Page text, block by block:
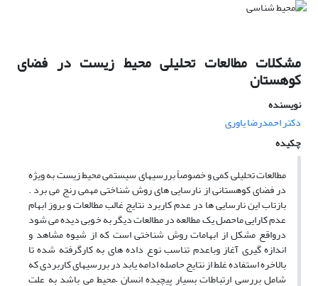
مشکلات مطالعات تحلیلی محیط زیست در فضای
کوهستان
نویسنده
دکتر احمدرضا یاوری
چکیده
مطالعات تحلیلی کمی و خصوصاً بررسیهای سیستمی محیط زیست به ویژه
در فضای کوهستانی از نارسایی های روش شناختی مهمی رنج می برد .
بازتاب این نارسایی ها در عدم کاربرد نتایج غالب مطالعات و بروز ابهام
عدم کارایی ماحصل یک مطالعه در مطالعات دیگر به خوبی دیده می شود
درواقع مشکل از ابهامات روش شناختی است که از شیوه مشاهد و
اندازه گیری آغاز وباعدم تناسب نوع داده های به کارگرفته شده تا
بالاخره استفاده غلط از نتایج حاصله ادامه یابد در بررسیهای کاربردی که
شامل بررسی ارتباطات بسیار پیچیده انسان –محیط می باشد به علت